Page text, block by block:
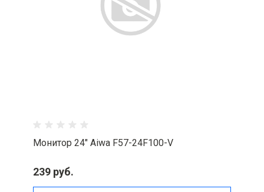
Монитор 24" Aiwa F57-24F100-V
239 руб.